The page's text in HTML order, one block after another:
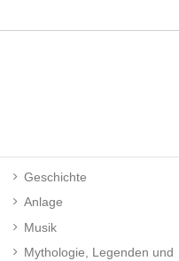
Geschichte
Anlage
Musik
Mythologie, Legenden und